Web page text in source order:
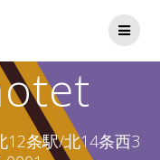
12条駅/北14条西3